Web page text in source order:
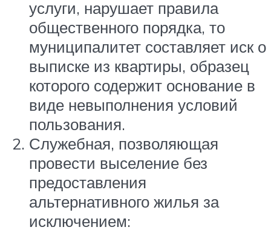
услуги, нарушает правила
общественного порядка, то
муниципалитет составляет иск о
выписке из квартиры, образец
которого содержит основание в
виде невыполнения условий
пользования.
Служебная, позволяющая
провести выселение без
предоставления
альтернативного жилья за
исключением: